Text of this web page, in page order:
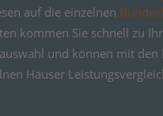
auf die einzelnen
kommen Sie schnell zu
und können mit
Häuser